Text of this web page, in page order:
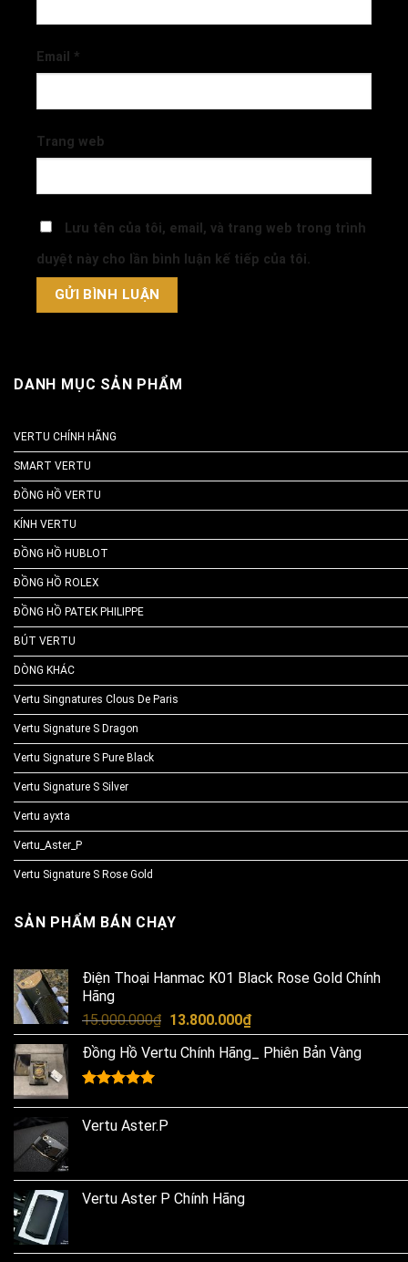
DANH MỤC SẢN PHẨM
VERTU CHÍNH HÃNG
SMART VERTU
ĐỒNG HỒ VERTU
KÍNH VERTU
ĐỒNG HỒ HUBLOT
ĐỒNG HỒ ROLEX
ĐỒNG HỒ PATEK PHILIPPE
BÚT VERTU
DÒNG KHÁC
Vertu Singnatures Clous De Paris
Vertu Signature S Dragon
Vertu Signature S Pure Black
Vertu Signature S Silver
Vertu ayxta
Vertu_Aster_P
Vertu Signature S Rose Gold
SẢN PHẨM BÁN CHẠY
Điện Thoại Hanmac K01 Black Rose Gold Chính
Hãng
15.000.000₫ Original
price
was:
13.800.000₫Current
price
is:
Đồng Hồ Vertu Chính Hãng_ Phiên Bản Vàng
Vertu Aster.P
Vertu Aster P Chính Hãng
Email *
Trang web
Lưu tên của tôi, email, và trang web trong trình
duyệt này cho lần bình luận kế tiếp của tôi.